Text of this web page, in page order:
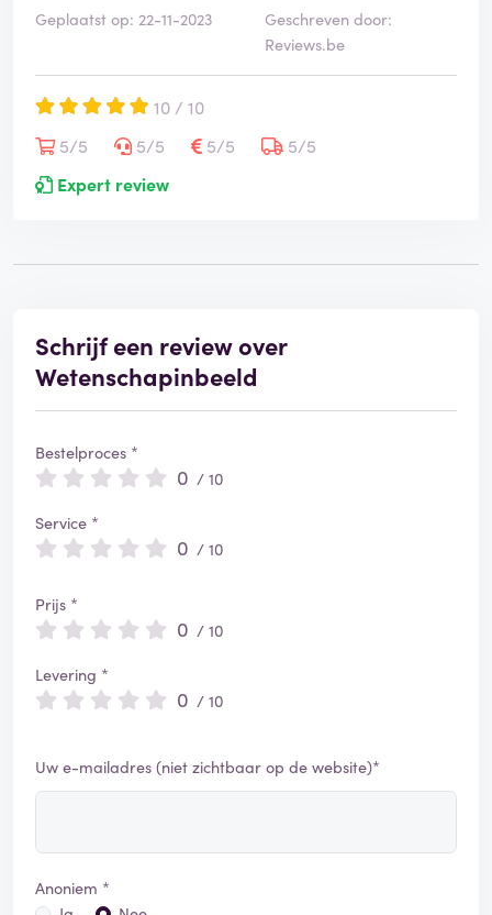
Geplaatst op: 22-11-2023
Geschreven door:
Reviews.be
10 / 10
5/5
5/5 5/5
5/5
Expert review
Schrijf een review over
Wetenschapinbeeld
Bestelproces *
0 / 10
Service *
0 / 10
Prijs *
0 / 10
Levering *
0 / 10
Uw e-mailadres (niet zichtbaar op de website)*
Anoniem *